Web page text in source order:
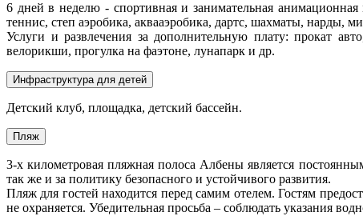
6 дней в неделю - спортивная и занимательная
теннис, степ аэробика, аквааэробика, дартс, шахматы, нарды,
Услуги и развлечения за дополнительную плату: прокат
велорикши, прогулка на фаэтоне, лунапарк и др.
Инфраструктура для детей
Детский клуб, площадка, детский бассейн.
Пляж
3-х километровая пляжная полоса Албены является
так же и за политику безопасного и устойчивого развития.
Пляж для гостей находится перед самим отелем. Гостям
не охраняется. Убедительная просьба – соблюдать указания